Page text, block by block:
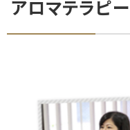
アロマテラピ